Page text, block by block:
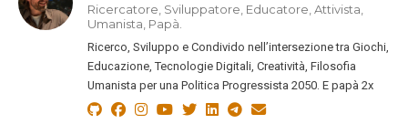
Ricercatore, Sviluppatore, Educatore, Attivista,
Umanista, Papà.
Ricerco, Sviluppo e Condivido nell’intersezione tra Giochi,
Educazione, Tecnologie Digitali, Creatività, Filosofia
Umanista per una Politica Progressista 2050. E papà 2x